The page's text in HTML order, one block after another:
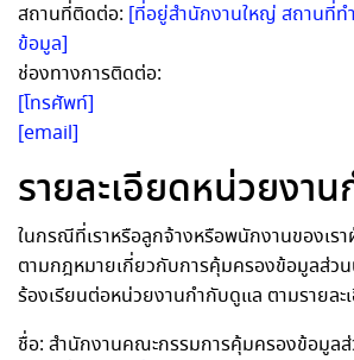
สถานที่ติดต่อ: [ที่อยู่สำนักงานใหญ่ สถานที่ท
ข้อมูล]
ช่องทางการติดต่อ:
[โทรศัพท์]
[email]
รายละเอียดหน่วยงา
ในกรณีที่เราหรือลูกจ้างหรือพนักงานของเร
ตามกฎหมายเกี่ยวกับการคุ้มครองข้อมูลส่ว
ร้องเรียนต่อหน่วยงานกำกับดูแล ตามรายละ
ชื่อ: สำนักงานคณะกรรมการคุ้มครองข้อมูล